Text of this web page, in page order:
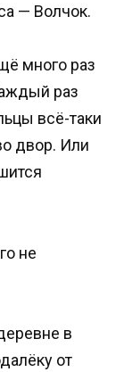
— Волчок.
много раз
раз
всё-таки
двор. Или
не
в
от